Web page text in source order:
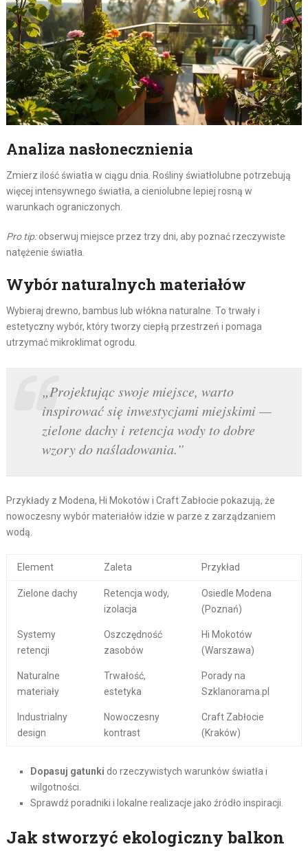
Analiza nasłonecznienia
Zmierz ilość światła w ciągu dnia. Rośliny światłolubne potrzebują
więcej intensywnego światła, a cieniolubne lepiej rosną w
warunkach ograniczonych.
Pro tip:obserwuj miejsce przez trzy dni, aby poznać rzeczywiste
natężenie światła.
Wybór naturalnych materiałów
Wybieraj drewno, bambus lub włókna naturalne. To trwały i
estetyczny wybór, który tworzy ciepłą przestrzeń i pomaga
utrzymać mikroklimat ogrodu.
„Projektując swoje miejsce, warto
inspirować się inwestycjami miejskimi —
zielone dachy i retencja wody to dobre
wzory do naśladowania.”
Przykłady z Modena, Hi Mokotów i Craft Zabłocie pokazują, że
nowoczesny wybór materiałów idzie w parze z zarządzaniem
wodą.
Element Zaleta Przykład
Zielone dachy
Retencja wody,
izolacja
Osiedle Modena
(Poznań)
Systemy
retencji
Oszczędność
zasobów
Hi Mokotów
(Warszawa)
Naturalne
materiały
Trwałość,
estetyka
Porady na
Szklanorama.pl
Industrialny
design
Nowoczesny
kontrast
Craft Zabłocie
(Kraków)
Dopasuj gatunki do rzeczywistych warunków światła i
wilgotności.
Sprawdź poradniki i lokalne realizacje jako źródło inspiracji.
Jak stworzyć ekologiczny balkon